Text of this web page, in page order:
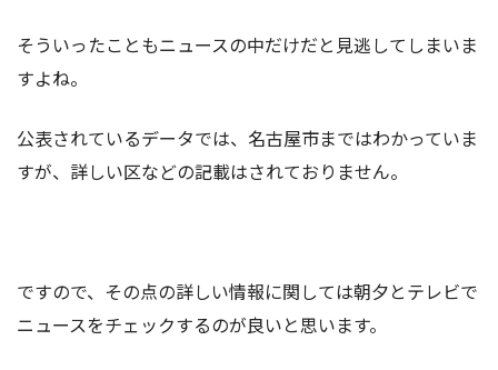
そういったこともニュースの中だけだと見逃してしまいま
すよね。
公表されているデータでは、名古屋市まではわかっていま
すが、詳しい区などの記載はされておりません。
ですので、その点の詳しい情報に関しては朝夕とテレビで
ニュースをチェックするのが良いと思います。